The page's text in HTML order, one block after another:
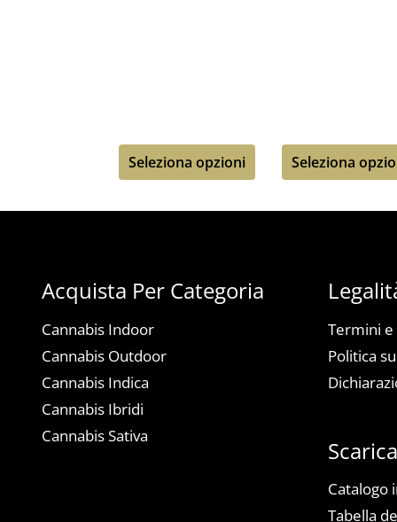
Seleziona opzioni Seleziona
Acquista Per Categoria
Cannabis Indoor
Cannabis Outdoor
Cannabis Indica
Cannabis Ibridi
Cannabis Sativa
Termini e
Politica
Scarica
Catalogo
Tabella